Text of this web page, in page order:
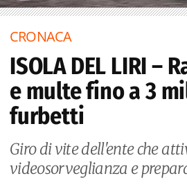
CRONACA
ISOLA DEL LIRI –
e multe fino a 3
furbetti
Giro di vite dell'ente che
videosorveglianza e